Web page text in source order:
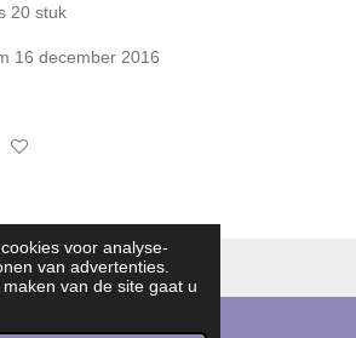
voor analyse-
van advertenties.
van de site gaat u
20 stuk
16 december 2016
in endodontics